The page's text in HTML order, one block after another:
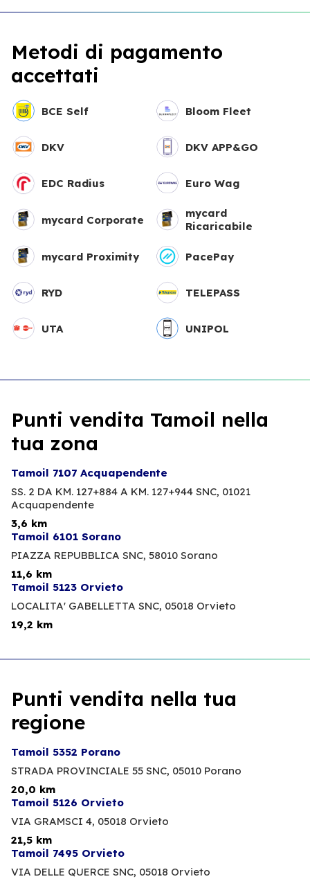
Metodi di pagamento
accettati
BCE Self Bloom Fleet
DKV DKV APP&GO
EDC Radius Euro Wag
mycard Corporate
mycard
Ricaricabile
mycard Proximity PacePay
RYD TELEPASS
UTA UNIPOL
Punti vendita Tamoil nella
tua zona
Tamoil 7107 Acquapendente
SS. 2 DA KM. 127+884 A KM. 127+944 SNC, 01021
Acquapendente
3,6 km
Tamoil 6101 Sorano
PIAZZA REPUBBLICA SNC, 58010 Sorano
11,6 km
Tamoil 5123 Orvieto
LOCALITA' GABELLETTA SNC, 05018 Orvieto
19,2 km
Punti vendita nella tua
regione
Tamoil 5352 Porano
STRADA PROVINCIALE 55 SNC, 05010 Porano
20,0 km
Tamoil 5126 Orvieto
VIA GRAMSCI 4, 05018 Orvieto
21,5 km
Tamoil 7495 Orvieto
VIA DELLE QUERCE SNC, 05018 Orvieto